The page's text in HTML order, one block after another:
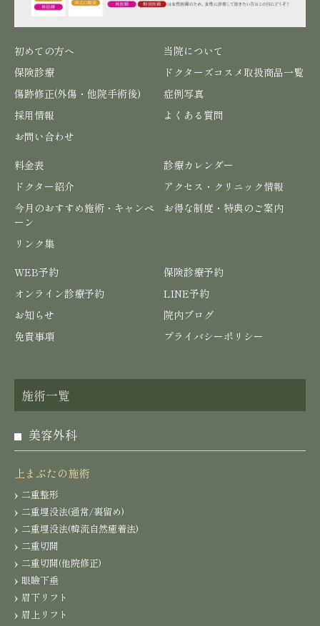
初めての方へ
当院について
保険診療
ドクターズコスメ取扱商品一覧
傷跡修正(外傷・他院手術後)
症例写真
採用情報
よくある質問
お問い合わせ
料金表
診療カレンダー
ドクター紹介
アクセス・クリニック情報
今月のおすすめ施術・キャンペ
ーン
お得な制度・特典のご案内
リンク集
WEB予約
保険診療予約
オンライン診療予約
LINE予約
お知らせ
院内ブログ
免責事項
プライバシーポリシー
施術一覧
美容外科
上まぶたの施術
二重整形
二重埋没法(通常/裏留め)
二重埋没法(韓流自然癒着法)
二重切開
二重切開(他院修正)
眼瞼下垂
眉下リフト
眉上リフト